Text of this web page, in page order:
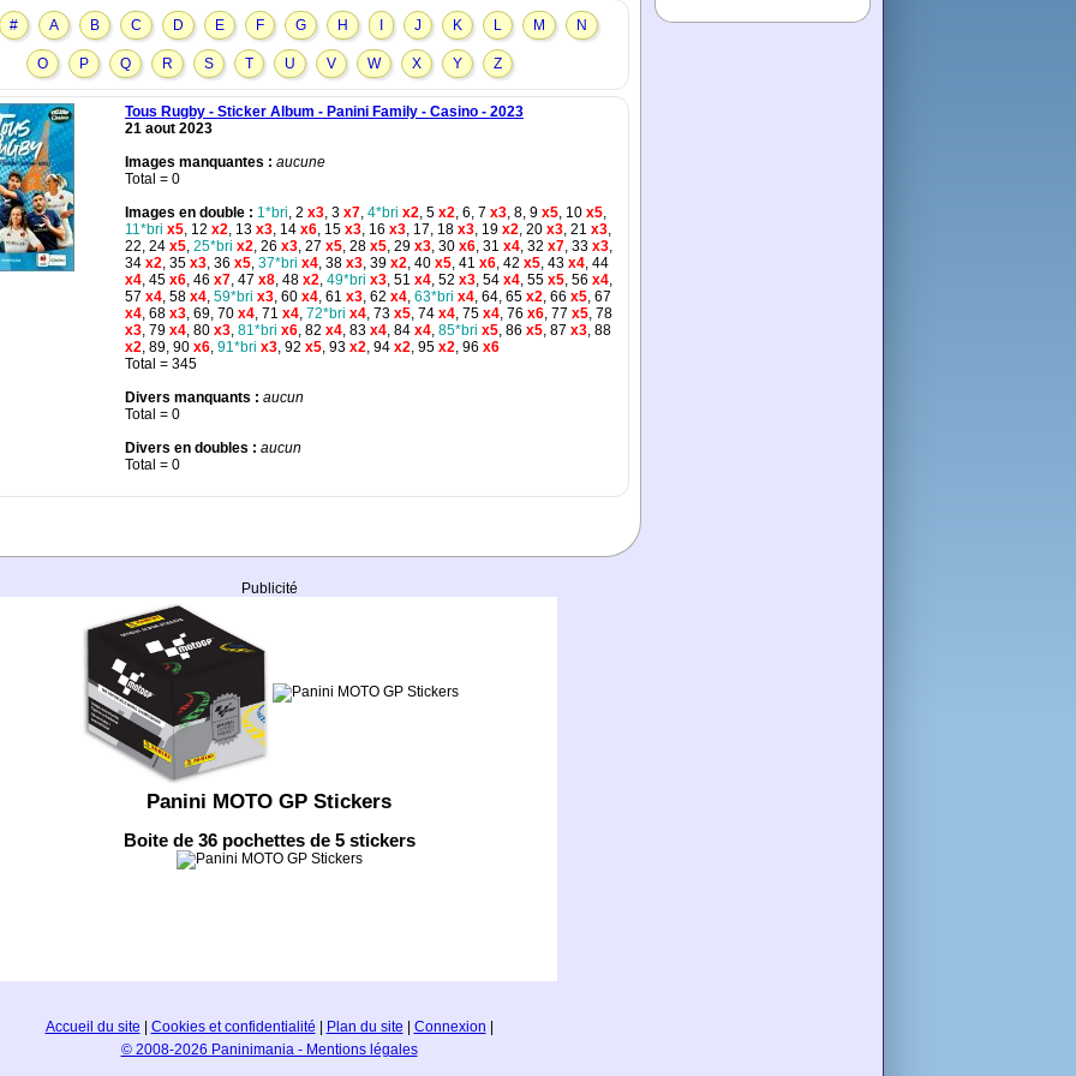
# A B C D E F G H J K L M N
O P Q R S T U V W X Y Z
Tous Rugby - Sticker Album - Panini Family - Casino - 2023
21 aout 2023
Images manquantes : aucune
Total = 0
Images en double : 1*bri, 2 x3, 3 x7, 4*bri x2, 5 x2, 6, 7 x3, 8, 9 x5, 10 x5,
11*bri x5, 12 x2, 13 x3, 14 x6, 15 x3, 16 x3, 17, 18 x3, 19 x2, 20 x3, 21 x3,
22, 24 x5, 25*bri x2, 26 x3, 27 x5, 28 x5, 29 x3, 30 x6, 31 x4, 32 x7, 33 x3,
34 x2, 35 x3, 36 x5, 37*bri x4, 38 x3, 39 x2, 40 x5, 41 x6, 42 x5, 43 x4, 44
x4, 45 x6, 46 x7, 47 x8, 48 x2, 49*bri x3, 51 x4, 52 x3, 54 x4, 55 x5, 56 x4,
57 x4, 58 x4, 59*bri x3, 60 x4, 61 x3, 62 x4, 63*bri x4, 64, 65 x2, 66 x5, 67
x4, 68 x3, 69, 70 x4, 71 x4, 72*bri x4, 73 x5, 74 x4, 75 x4, 76 x6, 77 x5, 78
x3, 79 x4, 80 x3, 81*bri x6, 82 x4, 83 x4, 84 x4, 85*bri x5, 86 x5, 87 x3, 88
x2, 89, 90 x6, 91*bri x3, 92 x5, 93 x2, 94 x2, 95 x2, 96 x6
Total = 345
Divers manquants : aucun
Total = 0
Divers en doubles : aucun
Total = 0
Publicité
Panini MOTO GP Stickers
Boite de 36 pochettes de 5 stickers
Accueil du site Cookies et confidentialité Plan du site Connexion
© 2008-2026 Paninimania - Mentions légales